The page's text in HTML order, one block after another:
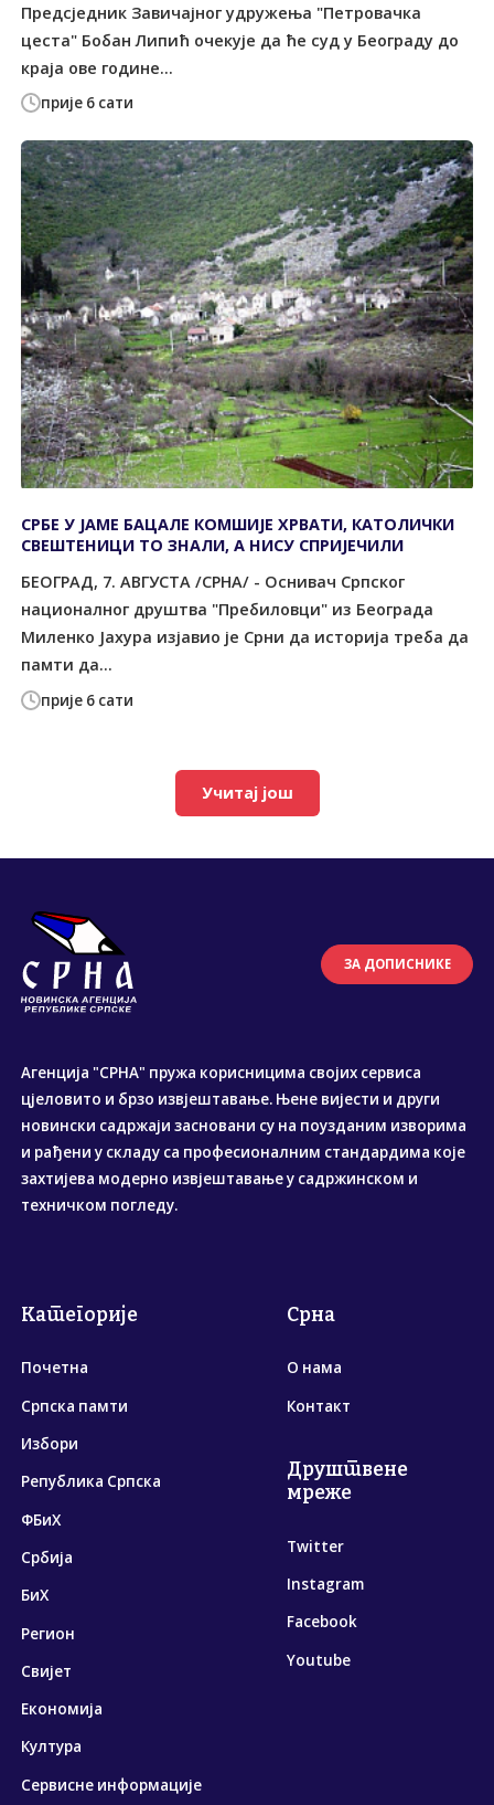
прије 6 сати
Предсједник Завичајног удружења "Петровачка
цеста" Бобан Липић очекује да ће суд у Београду до
краја ове године...
прије 6 сати
СРБЕ У ЈАМЕ БАЦАЛЕ КОМШИЈЕ ХРВАТИ, КАТОЛИЧКИ
СВЕШТЕНИЦИ ТО ЗНАЛИ, А НИСУ СПРИЈЕЧИЛИ
БЕОГРАД, 7. АВГУСТА /СРНА/ - Оснивач Српског
националног друштва "Пребиловци" из Београда
Миленко Јахура изјавио је Срни да историја треба да
памти да...
Учитај још
ЗА ДОПИСНИКЕ
Агенција "СРНА" пружа корисницима својих сервиса
цјеловито и брзо извјештавање. Њене вијести и други
новински садржаји засновани су на поузданим изворима
и рађени у складу са професионалним стандардима које
захтијева модерно извјештавање у садржинском и
техничком погледу.
Категорије
Почетна
Српска памти
Избори
Република Српска
ФБиХ
Србија
БиХ
Регион
Свијет
Економија
Култура
Сервисне информације
Срна
О нама
Контакт
Друштвене
мреже
Twitter
Instagram
Facebook
Youtube